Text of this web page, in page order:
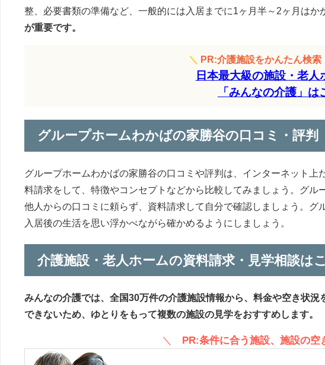
整、必要書類の準備など、一般的には入居までに1ヶ月半～2ヶ月はか
が重要です。
＼ PR:介護施設をかんたん検索
日本最大級の施設・老人
「みんなの介護」は
グループホームわかばの家勝谷の口コミ・評判
グループホームわかばの家勝谷の口コミや評判は、インターネット
料請求をして、特徴やコンセプトなどから比較してみましょう。グル
他人からの口コミに頼らず、資料請求して自分で確認しましょう。グ
入居後の生活を思い浮かべながら確かめるようにしましょう。
介護施設・老人ホームの資料請求・見学相談は
みんなの介護では、全国30万件の介護施設情報から、料金や空き状況
できないため、ゆとりをもって複数の施設の見学をおすすめします。
＼ PR:条件に合う施設、施設の空